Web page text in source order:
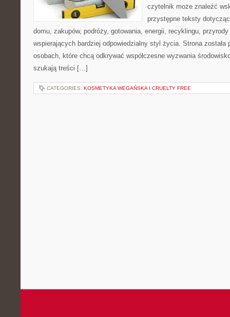
czytelnik może znaleźć
przystępne teksty
domu, zakupów, podróży, gotowania, energii, recyklingu,
wspierających bardziej odpowiedzialny styl życia. Strona została
osobach, które chcą odkrywać współczesne wyzwania
szukają treści […]
CATEGORIES: KOSMETYKA WEGAŃSKA I CRUELTY FREE